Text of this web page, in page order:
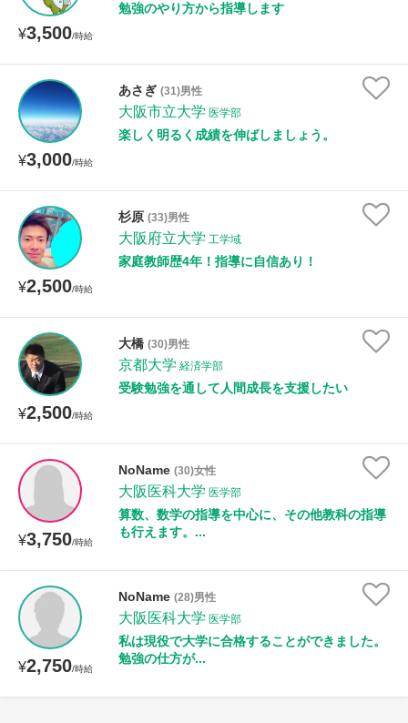
¥3,500/時給
勉強のやり方から指導します
¥3,000/時給
あさぎ (31)男性
大阪市立大学 医学部
楽しく明るく成績を伸ばしましょう。
¥2,500/時給
杉原 (33)男性
大阪府立大学 工学域
家庭教師歴4年！指導に自信あり！
¥2,500/時給
大橋 (30)男性
京都大学 経済学部
受験勉強を通して人間成長を支援したい
¥3,750/時給
NoName (30)女性
大阪医科大学 医学部
算数、数学の指導を中心に、その他教科の指導
も行えます。...
¥2,750/時給
NoName (28)男性
大阪医科大学 医学部
私は現役で大学に合格することができました。
勉強の仕方が...